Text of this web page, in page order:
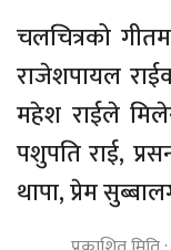
चलचित्रको
राजेशपायल
महेश राईले
पशुपति राई,
थापा, प्रेम